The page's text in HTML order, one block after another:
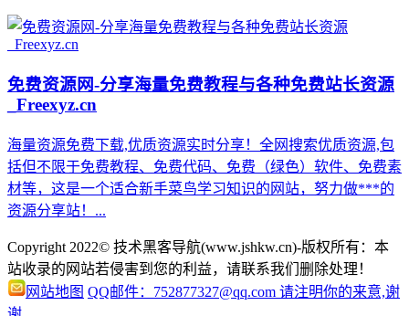
免费资源网-分享海量免费教程与各种免费站长资源
_Freexyz.cn
海量资源免费下载,优质资源实时分享！全网搜索优质资源,包
括但不限于免费教程、免费代码、免费（绿色）软件、免费素
材等，这是一个适合新手菜鸟学习知识的网站，努力做***的
资源分享站！...
Copyright 2022© 技术黑客导航(www.jshkw.cn)-版权所有：本
站收录的网站若侵害到您的利益，请联系我们删除处理！
网站地图 QQ邮件：752877327@qq.com 请注明你的来意,谢